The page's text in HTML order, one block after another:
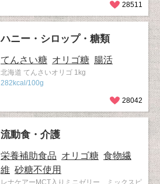
28511
ハニー・シロップ・糖類
てんさい糖 オリゴ糖 腸活
北海道 てんさいオリゴ 1kg
282kcal/100g
28042
流動食・介護
栄養補助食品 オリゴ糖 食物繊
維 砂糖不使用
レナケアーMCT入りミニゼリー ミックスピ